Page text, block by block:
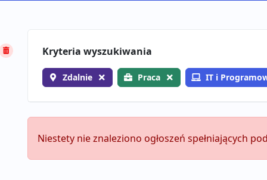
Kryteria wyszukiwania
Zdalnie Praca IT i
Niestety nie znaleziono ogłoszeń spełniających